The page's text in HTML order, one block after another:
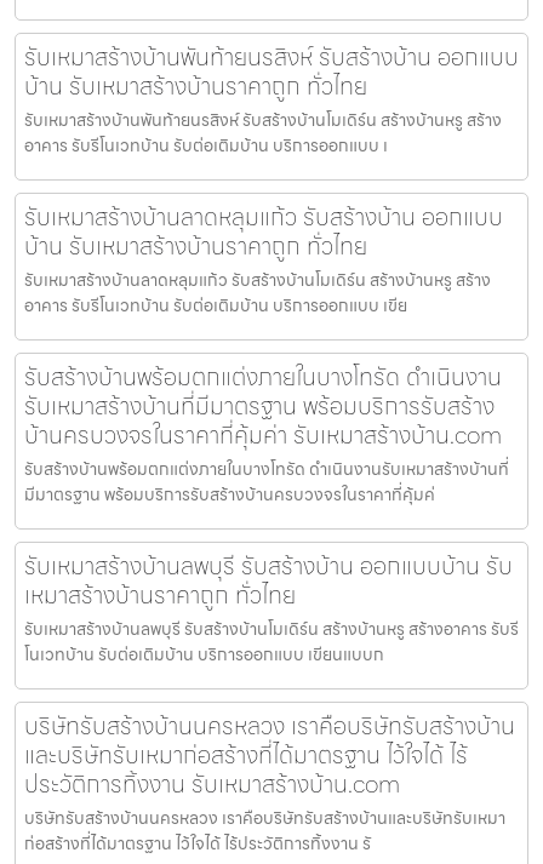
รับเหมาสร้างบ้านพันท้ายนรสิงห์ รับสร้างบ้าน ออกแบบ
บ้าน รับเหมาสร้างบ้านราคาถูก ทั่วไทย
รับเหมาสร้างบ้านพันท้ายนรสิงห์ รับสร้างบ้านโมเดิร์น สร้างบ้านหรู สร้าง
อาคาร รับรีโนเวทบ้าน รับต่อเติมบ้าน บริการออกแบบ เ
รับเหมาสร้างบ้านลาดหลุมแก้ว รับสร้างบ้าน ออกแบบ
บ้าน รับเหมาสร้างบ้านราคาถูก ทั่วไทย
รับเหมาสร้างบ้านลาดหลุมแก้ว รับสร้างบ้านโมเดิร์น สร้างบ้านหรู สร้าง
อาคาร รับรีโนเวทบ้าน รับต่อเติมบ้าน บริการออกแบบ เขีย
รับสร้างบ้านพร้อมตกแต่งภายในบางโทรัด ดำเนินงาน
รับเหมาสร้างบ้านที่มีมาตรฐาน พร้อมบริการรับสร้าง
บ้านครบวงจรในราคาที่คุ้มค่า รับเหมาสร้างบ้าน.com
รับสร้างบ้านพร้อมตกแต่งภายในบางโทรัด ดำเนินงานรับเหมาสร้างบ้านที่
มีมาตรฐาน พร้อมบริการรับสร้างบ้านครบวงจรในราคาที่คุ้มค่
รับเหมาสร้างบ้านลพบุรี รับสร้างบ้าน ออกแบบบ้าน รับ
เหมาสร้างบ้านราคาถูก ทั่วไทย
รับเหมาสร้างบ้านลพบุรี รับสร้างบ้านโมเดิร์น สร้างบ้านหรู สร้างอาคาร รับรี
โนเวทบ้าน รับต่อเติมบ้าน บริการออกแบบ เขียนแบบก
บริษัทรับสร้างบ้านนครหลวง เราคือบริษัทรับสร้างบ้าน
และบริษัทรับเหมาก่อสร้างที่ได้มาตรฐาน ไว้ใจได้ ไร้
ประวัติการทิ้งงาน รับเหมาสร้างบ้าน.com
บริษัทรับสร้างบ้านนครหลวง เราคือบริษัทรับสร้างบ้านและบริษัทรับเหมา
ก่อสร้างที่ได้มาตรฐาน ไว้ใจได้ ไร้ประวัติการทิ้งงาน รั